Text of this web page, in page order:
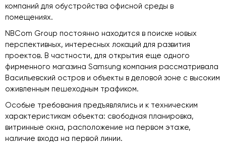
компаний для обустройства офисной среды в
помещениях.
NBCom Group постоянно находится в поиске новых
перспективных, интересных локаций для развития
проектов. В частности, для открытия еще одного
фирменного магазина Samsung компания рассматривала
Васильевский остров и объекты в деловой зоне с высоким
оживленным пешеходным трафиком.
Особые требования предъявлялись и к техническим
характеристикам объекта: свободная планировка,
витринные окна, расположение на первом этаже,
наличие входа на первой линии.